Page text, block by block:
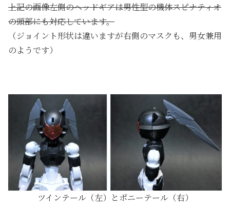
上記の画像左側のヘッドギアは男性型の機体スピナティオ
の頭部にも対応しています。
（ジョイント形状は違いますが右側のマスクも、男女兼用
のようです）
ツインテール（左）とポニーテール（右）